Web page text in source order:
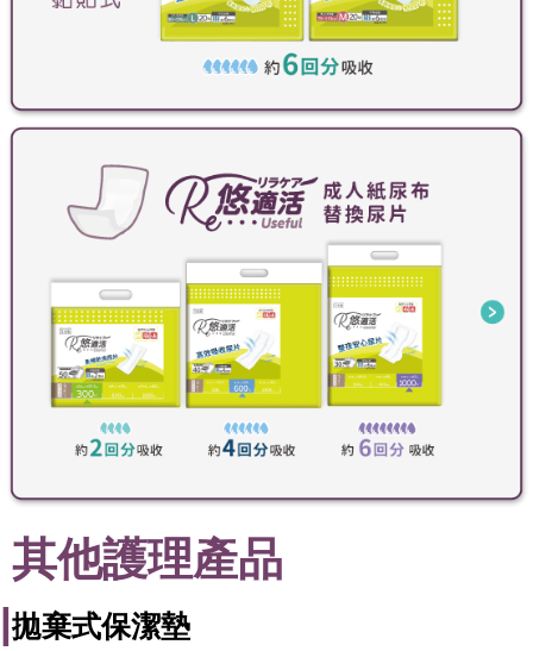
其他護理產品
|拋棄式保潔墊